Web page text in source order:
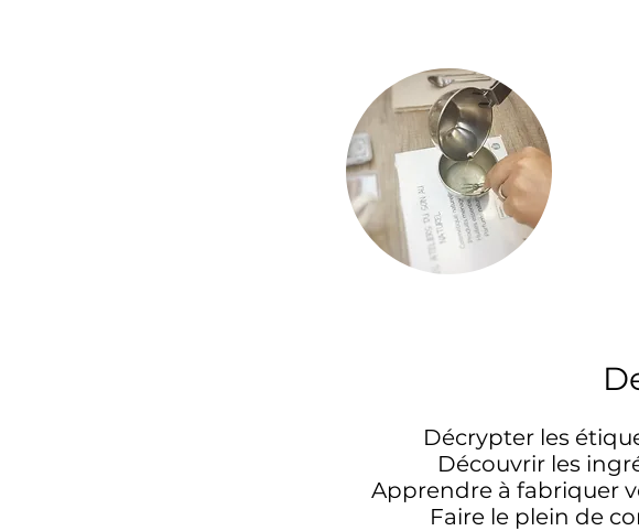
Décrypter les
Découvrir les
Apprendre à fabriquer
Faire le plein de